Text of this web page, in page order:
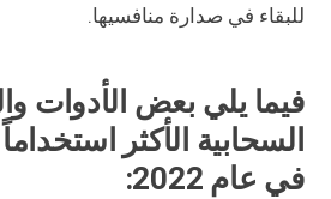
للبقاء في صدارة منافسيها.
فيما يلي بعض الأدوات
السحابية الأكثر
في عام 2022: